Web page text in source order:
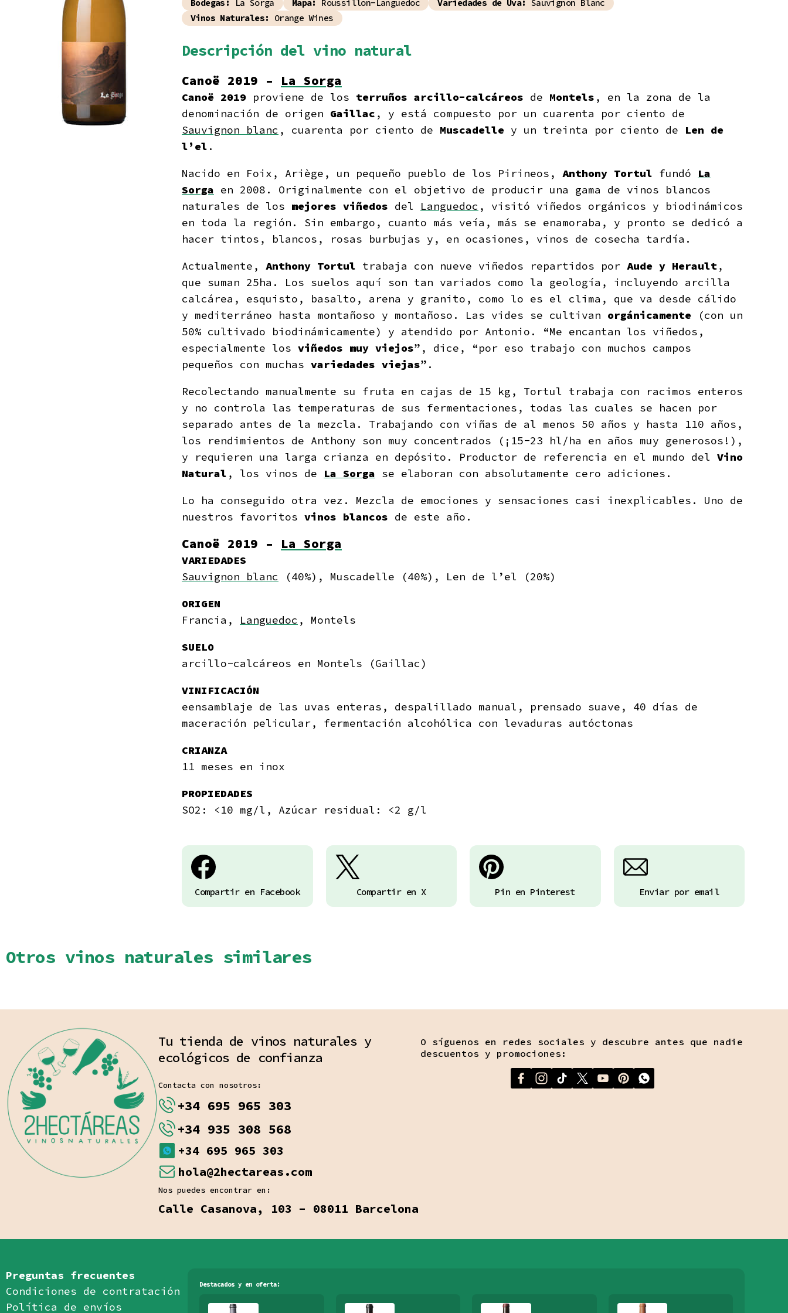
Bodegas: La Sorga Mapa: Roussillon-Languedoc Variedades de Uva: Sauvignon Blanc
Vinos Naturales:
Orange Wines
Descripción del vino natural
Canoë 2019 – La Sorga
Canoë 2019 proviene de los terruños arcillo-calcáreos de Montels , en la zona de la
denominación de origen Gaillac , y está compuesto por un cuarenta por ciento de
Sauvignon blanc , cuarenta por ciento de Muscadelle y un treinta por ciento de Len de
l’el .
Nacido en Foix, Ariège, un pequeño pueblo de los Pirineos, Anthony Tortul fundó La
Sorga en 2008. Originalmente con el objetivo de producir una gama de vinos blancos
naturales de los mejores viñedos del Languedoc , visitó viñedos orgánicos y biodinámicos
en toda la región. Sin embargo, cuanto más veía, más se enamoraba, y pronto se dedicó a
hacer tintos, blancos, rosas burbujas y, en ocasiones, vinos de cosecha tardía.
Actualmente, Anthony Tortul trabaja con nueve viñedos repartidos por Aude y Herault,
que suman 25ha. Los suelos aquí son tan variados como la geología, incluyendo arcilla
calcárea, esquisto, basalto, arena y granito, como lo es el clima, que va desde cálido
y mediterráneo hasta montañoso y montañoso. Las vides se cultivan orgánicamente (con un
50% cultivado biodinámicamente) y atendido por Antonio. “Me encantan los viñedos,
especialmente los viñedos muy viejos”, dice, “por eso trabajo con muchos campos
pequeños con muchas variedades viejas”.
Recolectando manualmente su fruta en cajas de 15 kg, Tortul trabaja con racimos enteros
y no controla las temperaturas de sus fermentaciones, todas las cuales se hacen por
separado antes de la mezcla. Trabajando con viñas de al menos 50 años y hasta 110 años,
los rendimientos de Anthony son muy concentrados (¡15-23 hl/ha en años muy generosos!),
y requieren una larga crianza en depósito. Productor de referencia en el mundo del Vino
Natural , los vinos de La Sorga se elaboran con absolutamente cero adiciones.
Lo ha conseguido otra vez. Mezcla de emociones y sensaciones casi inexplicables. Uno de
nuestros favoritos vinos blancos de este año.
Canoë 2019 – La Sorga
VARIEDADES
Sauvignon blanc (40%), Muscadelle (40%), Len de l’el (20%)
ORIGEN
Francia, Languedoc , Montels
SUELO
arcillo-calcáreos en Montels (Gaillac)
VINIFICACIÓN
eensamblaje de las uvas enteras, despalillado manual, prensado suave, 40 días de
maceración pelicular, fermentación alcohólica con levaduras autóctonas
CRIANZA
11 meses en inox
PROPIEDADES
SO2: <10 mg/l, Azúcar residual: <2 g/l
Compartir en Facebook Compartir en X Pin en Pinterest Enviar por email
Otros vinos naturales similares
Tu tienda de vinos naturales y
ecológicos de confianza
Contacta con nosotros:
+34 695 965 303
+34 935 308 568
+34 695 965 303
hola@2hectareas.com
Nos puedes encontrar en:
Calle Casanova, 103 - 08011 Barcelona
O síguenos en redes sociales y descubre antes que nadie
descuentos y promociones:
Preguntas frecuentes
Condiciones de contratación
Política de envíos
Destacados y en oferta: